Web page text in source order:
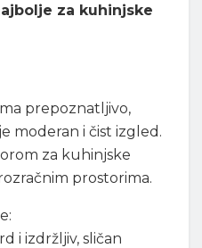
za kuhinjske
prepoznatljivo,
moderan i čist izgled.
za kuhinjske
prostorima.
i izdržljiv, sličan